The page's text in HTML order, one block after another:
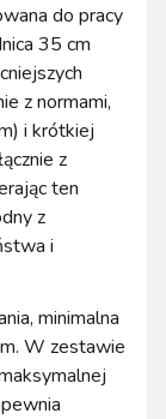
do pracy
35 cm
z normami,
i krótkiej
z
ten
z
i
minimalna
W zestawie